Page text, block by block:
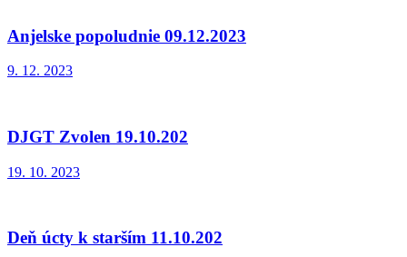
Anjelske popoludnie 09.12.2023
9. 12. 2023
DJGT Zvolen 19.10.202
19. 10. 2023
Deň úcty k starším 11.10.202